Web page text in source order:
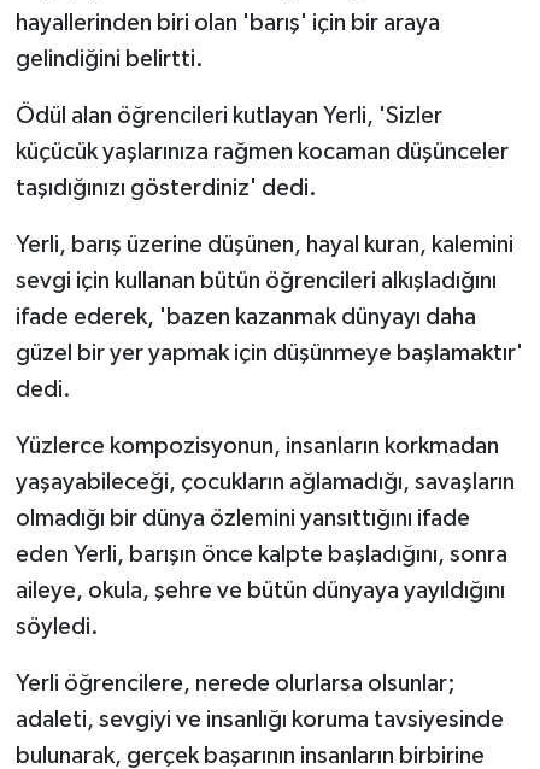
hayallerinden biri olan 'barış' için bir araya
gelindiğini belirtti.
Ödül alan öğrencileri kutlayan Yerli, 'Sizler
küçücük yaşlarınıza rağmen kocaman düşünceler
taşıdığınızı gösterdiniz' dedi.
Yerli, barış üzerine düşünen, hayal kuran, kalemini
sevgi için kullanan bütün öğrencileri alkışladığını
ifade ederek, 'bazen kazanmak dünyayı daha
güzel bir yer yapmak için düşünmeye başlamaktır'
dedi.
Yüzlerce kompozisyonun, insanların korkmadan
yaşayabileceği, çocukların ağlamadığı, savaşların
olmadığı bir dünya özlemini yansıttığını ifade
eden Yerli, barışın önce kalpte başladığını, sonra
aileye, okula, şehre ve bütün dünyaya yayıldığını
söyledi.
Yerli öğrencilere, nerede olurlarsa olsunlar;
adaleti, sevgiyi ve insanlığı koruma tavsiyesinde
bulunarak, gerçek başarının insanların birbirine